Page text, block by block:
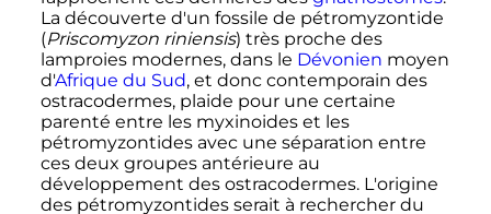
La découverte d'un fossile de pétromyzontide
(Priscomyzon riniensis) très proche des
lamproies modernes, dans le Dévonien moyen
d'Afrique du Sud, et donc contemporain des
ostracodermes, plaide pour une certaine
parenté entre les myxinoides et les
pétromyzontides avec une séparation entre
ces deux groupes antérieure au
développement des ostracodermes. L'origine
des pétromyzontides serait à rechercher du